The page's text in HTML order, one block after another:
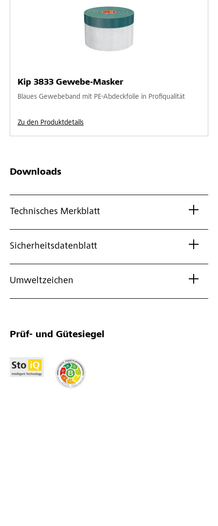
Kip 3833 Gewebe-Masker
Blaues Gewebeband mit PE-Abdeckfolie in Profiqualität
Zu den Produktdetails
Downloads
Technisches Merkblatt
Sicherheitsdatenblatt
Umweltzeichen
Prüf- und Gütesiegel